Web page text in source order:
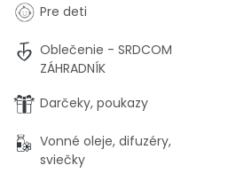
Pre deti
Oblečenie - SRDCOM
ZÁHRADNÍK
Darčeky, poukazy
Vonné oleje, difuzéry,
sviečky